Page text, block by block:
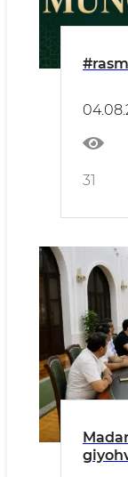
31